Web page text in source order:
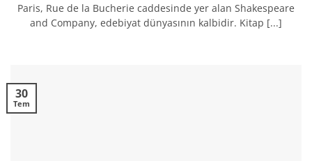
Paris, Rue de la Bucherie caddesinde yer alan Shakespeare
and Company, edebiyat dünyasının kalbidir. Kitap [...]
30
Tem